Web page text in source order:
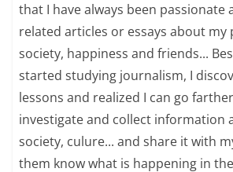
that I have always been passionate
related articles or essays about my
society, happiness and friends...
started studying journalism, I
lessons and realized I can go
investigate and collect information
society, culure... and share it with
them know what is happening in